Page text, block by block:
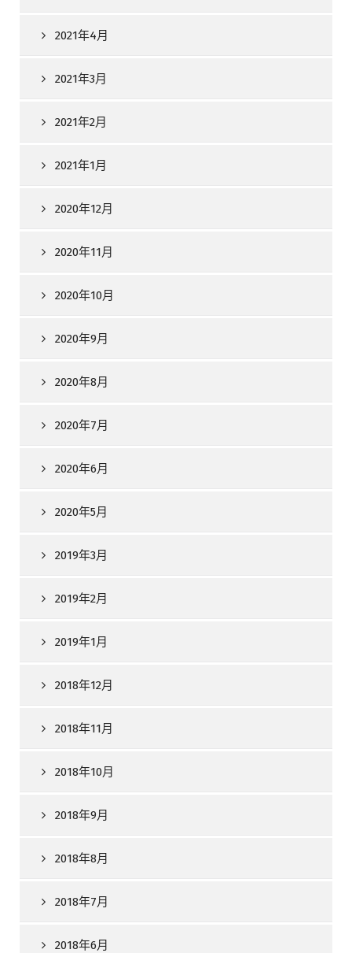
2021年4月
2021年3月
2021年2月
2021年1月
2020年12月
2020年11月
2020年10月
2020年9月
2020年8月
2020年7月
2020年6月
2020年5月
2019年3月
2019年2月
2019年1月
2018年12月
2018年11月
2018年10月
2018年9月
2018年8月
2018年7月
2018年6月